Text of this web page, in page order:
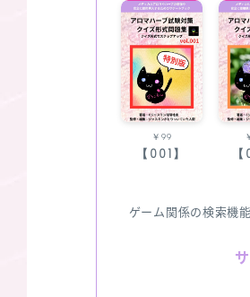
￥99
【001】
ゲーム関係の検索機